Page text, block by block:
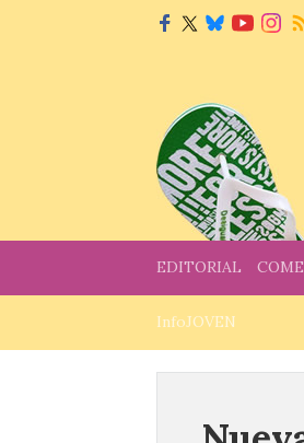
EDITORIAL
InfoJOVEN